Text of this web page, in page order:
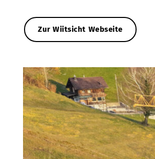
Zur Wiitsicht Webseite